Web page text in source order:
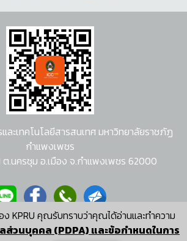
ง KPRU คุณรับทราบว่าคุณได้อ่านและทำความ
ส่วนบุคคล (PDPA) และข้อกำหนดในการ
ะเทคโนโลยีสารสนเทศ มหาวิทยาลัยราชภัฏ
กำแพงเพชร
ต.นครชุม อ.เมือง จ.กำแพงเพชร 62000
ฒนาระบบ อนุชา พวงผกา